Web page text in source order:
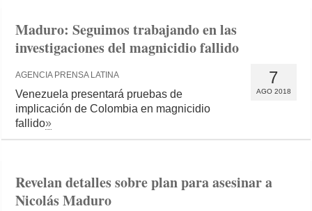
Maduro: Seguimos trabajando en las
investigaciones del magnicidio fallido
7
AGO 2018
AGENCIA PRENSA LATINA
Venezuela presentará pruebas de
implicación de Colombia en magnicidio
fallido»
Revelan detalles sobre plan para asesinar a
Nicolás Maduro